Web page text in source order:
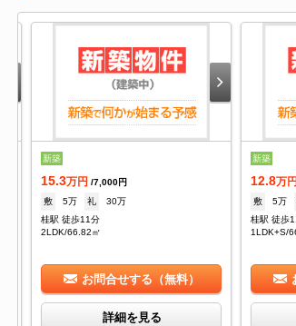
新築
15.3万円 /7,000円
敷
5万 礼
30万
桂駅 徒歩11分
2LDK/66.82㎡
お問合せする（無料）
詳細を見る
新築
12.8万円
敷
5万
桂駅 徒歩
1LDK+S/